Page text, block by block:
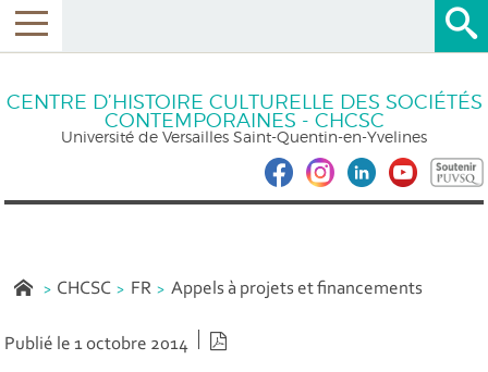
CENTRE D’HISTOIRE CULTURELLE DES SOCIÉTÉS
CONTEMPORAINES - CHCSC
Université de Versailles Saint-Quentin-en-Yvelines
CHCSC FR Appels à projets et financements
Publié le 1 octobre 2014